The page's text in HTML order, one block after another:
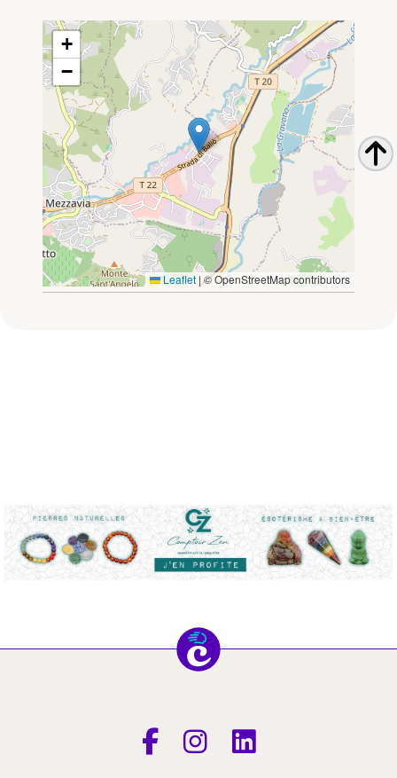
+
−
Leaflet |© OpenStreetMap contributors